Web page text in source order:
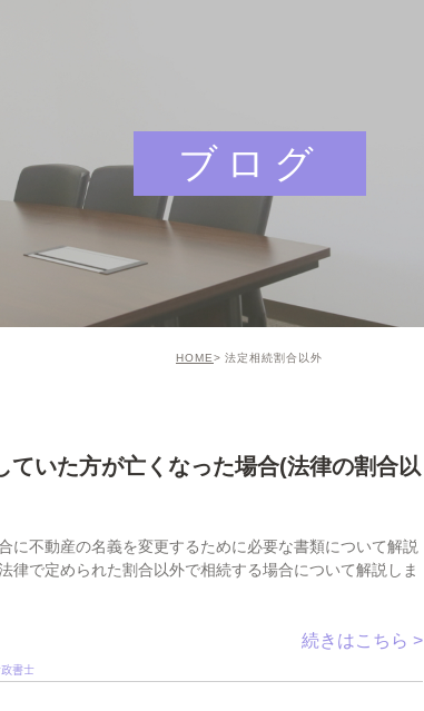
ブログ
HOME 法定相続割合以外
いた方が亡くなった場合(法律の割合以
に不動産の名義を変更するために必要な書類について解説
律で定められた割合以外で相続する場合について解説しま
続きはこちら >
書士